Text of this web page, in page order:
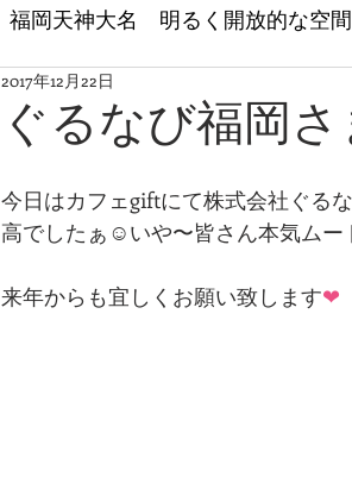
福岡天神大名 明るく開放的な空
ぐるなび福岡さ
2017年12月22日
今日はカフェgiftにて株式会社ぐる
高でしたぁ☺いや〜皆さん本気ムー
来年からも宜しくお願い致します❤